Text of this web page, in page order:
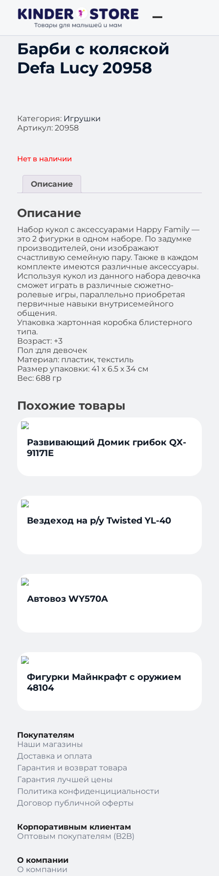
Барби с коляской
Defa Lucy 20958
Категория: Игрушки
Артикул: 20958
Нет в наличии
Описание
Описание
Набор кукол с аксессуарами Happy Family —
это 2 фигурки в одном наборе. По задумке
производителей, они изображают
счастливую семейную пару. Также в каждом
комплекте имеются различные аксессуары.
Используя кукол из данного набора девочка
сможет играть в различные сюжетно-
ролевые игры, параллельно приобретая
первичные навыки внутрисемейного
общения.
Упаковка :картонная коробка блистерного
типа.
Возраст: +3
Пол :для девочек
Материал: пластик, текстиль
Размер упаковки: 41 х 6.5 х 34 см
Вес: 688 гр
Похожие товары
Развивающий Домик грибок QX-
91171E
Вездеход на р/у Twisted YL-40
Автовоз WY570A
Фигурки Майнкрафт с оружием
48104
Покупателям
Наши магазины
Доставка и оплата
Гарантия и возврат товара
Гарантия лучшей цены
Политика конфиденцициальности
Договор публичной оферты
Корпоративным клиентам
Оптовым покупателям (B2B)
О компании
О компании